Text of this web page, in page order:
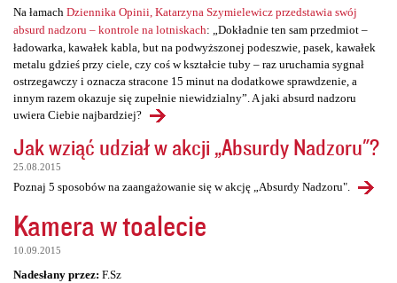
Na łamach Dziennika Opinii, Katarzyna Szymielewicz przedstawia swój
absurd nadzoru – kontrole na lotniskach: „Dokładnie ten sam przedmiot –
ładowarka, kawałek kabla, but na podwyższonej podeszwie, pasek, kawałek
metalu gdzieś przy ciele, czy coś w kształcie tuby – raz uruchamia sygnał
ostrzegawczy i oznacza stracone 15 minut na dodatkowe sprawdzenie, a
innym razem okazuje się zupełnie niewidzialny”. A jaki absurd nadzoru
uwiera Ciebie najbardziej?
Jak wziąć udział w akcji „Absurdy Nadzoru"?
25.08.2015
Poznaj 5 sposobów na zaangażowanie się w akcję „Absurdy Nadzoru".
Kamera w toalecie
10.09.2015
Nadesłany przez: F.Sz